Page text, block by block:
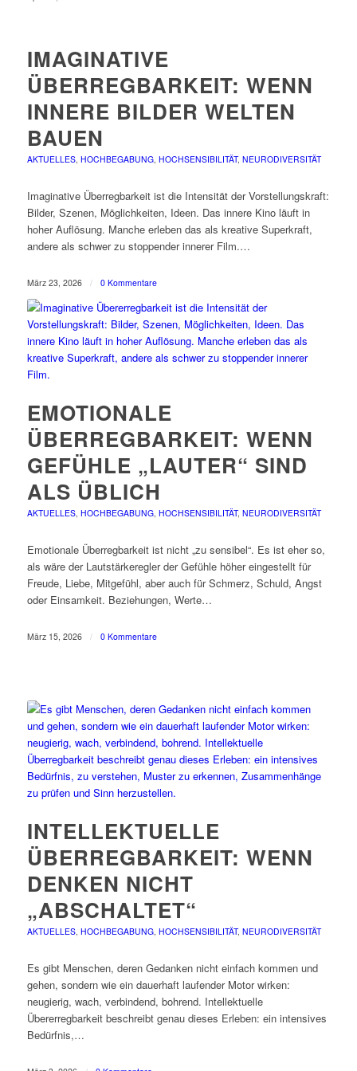
IMAGINATIVE
ÜBERREGBARKEIT: WENN
INNERE BILDER WELTEN
BAUEN
AKTUELLES, HOCHBEGABUNG, HOCHSENSIBILITÄT, NEURODIVERSITÄT
Imaginative Überregbarkeit ist die Intensität der Vorstellungskraft:
Bilder, Szenen, Möglichkeiten, Ideen. Das innere Kino läuft in
hoher Auflösung. Manche erleben das als kreative Superkraft,
andere als schwer zu stoppender innerer Film.…
März 23, 2026 / 0 Kommentare
EMOTIONALE
ÜBERREGBARKEIT: WENN
GEFÜHLE „LAUTER“ SIND
ALS ÜBLICH
AKTUELLES, HOCHBEGABUNG, HOCHSENSIBILITÄT, NEURODIVERSITÄT
Emotionale Überregbarkeit ist nicht „zu sensibel“. Es ist eher so,
als wäre der Lautstärkeregler der Gefühle höher eingestellt für
Freude, Liebe, Mitgefühl, aber auch für Schmerz, Schuld, Angst
oder Einsamkeit. Beziehungen, Werte…
März 15, 2026 / 0 Kommentare
INTELLEKTUELLE
ÜBERREGBARKEIT: WENN
DENKEN NICHT
„ABSCHALTET“
AKTUELLES, HOCHBEGABUNG, HOCHSENSIBILITÄT, NEURODIVERSITÄT
Es gibt Menschen, deren Gedanken nicht einfach kommen und
gehen, sondern wie ein dauerhaft laufender Motor wirken:
neugierig, wach, verbindend, bohrend. Intellektuelle
Übererregbarkeit beschreibt genau dieses Erleben: ein intensives
Bedürfnis,…